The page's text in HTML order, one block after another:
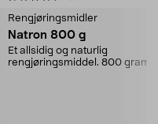
Rengjøringsmidler
Natron 800 g
Et allsidig og naturlig
rengjøringsmiddel. 800 gram